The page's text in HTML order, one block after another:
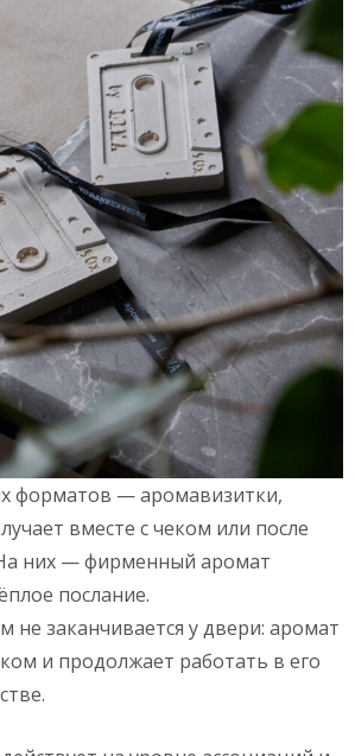
форматов — аромавизитки,
вместе с чеком или после
На них — фирменный аромат
послание.
не заканчивается у двери: аромат
и продолжает работать в его